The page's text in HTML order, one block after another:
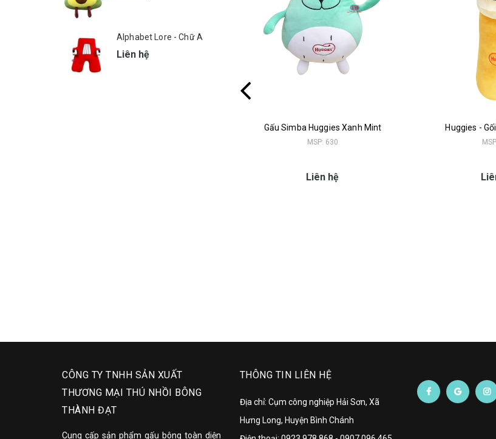
Gấu Simba Huggies Xanh Mint
MSP: 630
Liên hệ
Huggies -
Alphabet Lore - Chữ A
Liên hệ
CÔNG TY TNHH SẢN XUẤT
THƯƠNG MẠI THÚ NHỒI BÔNG
THÀNH ĐẠT
Cung cấp sản phẩm gấu bông toàn diện
THÔNG TIN LIÊN HỆ
Địa chỉ: Cụm công nghiệp Hải Sơn, Xã
Hưng Long, Huyện Bình Chánh